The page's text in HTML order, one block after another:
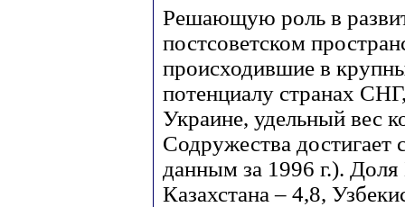
Решающую роль в
постсоветском
происходившие в
потенциалу странах
Украине, удельный вес
Содружества достигает
данным за 1996 г.). Доля
Казахстана – 4,8,